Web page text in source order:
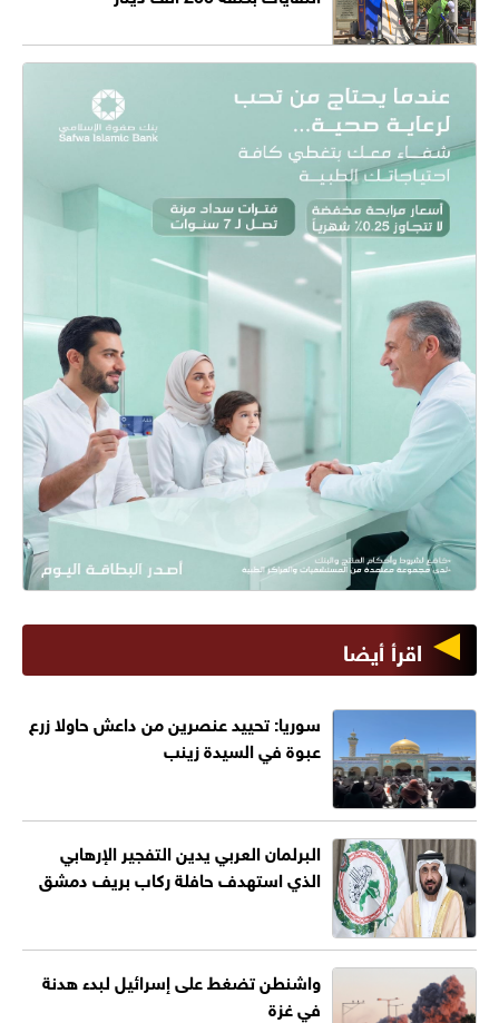
اقرأ أيضا
سوريا: تحييد عنصرين من داعش حاولا زرع
عبوة في السيدة زينب
البرلمان العربي يدين التفجير الإرهابي
الذي استهدف حافلة ركاب بريف دمشق
واشنطن تضغط على إسرائيل لبدء هدنة
في غزة